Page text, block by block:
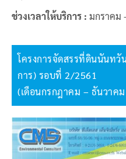
ช่วงเวลาให้บริการ : มกราคม
โครงการจัดสรรที่ดินนันทวั
การ) รอบที่ 2/2561
(เดือนกรกฎาคม – ธันวาค